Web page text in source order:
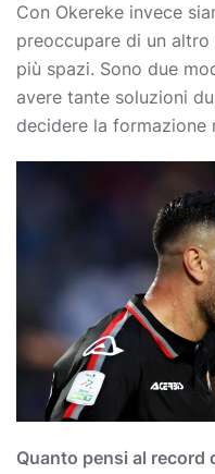
Con Okereke invece
preoccupare di un
più spazi. Sono due
avere tante soluzioni
decidere la formazione
Quanto pensi al record